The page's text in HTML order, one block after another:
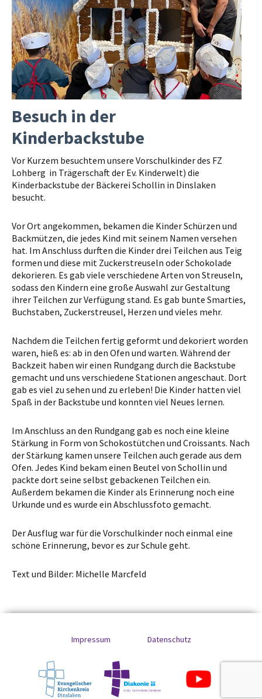
Besuch in der
Kinderbackstube
Vor Kurzem besuchtem unsere Vorschulkinder des FZ
Lohberg in Trägerschaft der Ev. Kinderwelt) die
Kinderbackstube der Bäckerei Schollin in Dinslaken
besucht.
Vor Ort angekommen, bekamen die Kinder Schürzen und
Backmützen, die jedes Kind mit seinem Namen versehen
hat. Im Anschluss durften die Kinder drei Teilchen aus Teig
formen und diese mit Zuckerstreuseln oder Schokolade
dekorieren. Es gab viele verschiedene Arten von Streuseln,
sodass den Kindern eine große Auswahl zur Gestaltung
ihrer Teilchen zur Verfügung stand. Es gab bunte Smarties,
Buchstaben, Zuckerstreusel, Herzen und vieles mehr.
Nachdem die Teilchen fertig geformt und dekoriert worden
waren, hieß es: ab in den Ofen und warten. Während der
Backzeit haben wir einen Rundgang durch die Backstube
gemacht und uns verschiedene Stationen angeschaut. Dort
gab es viel zu sehen und zu erleben! Die Kinder hatten viel
Spaß in der Backstube und konnten viel Neues lernen.
Im Anschluss an den Rundgang gab es noch eine kleine
Stärkung in Form von Schokostütchen und Croissants. Nach
der Stärkung kamen unsere Teilchen auch gerade aus dem
Ofen. Jedes Kind bekam einen Beutel von Schollin und
packte dort seine selbst gebackenen Teilchen ein.
Außerdem bekamen die Kinder als Erinnerung noch eine
Urkunde und es wurde ein Abschlussfoto gemacht.
Der Ausflug war für die Vorschulkinder noch einmal eine
schöne Erinnerung, bevor es zur Schule geht.
Text und Bilder: Michelle Marcfeld
Impressum Datenschutz